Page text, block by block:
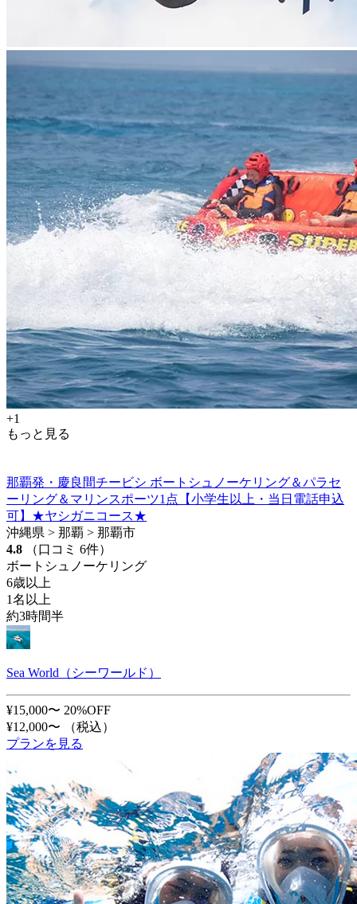
+1
もっと見る
那覇発・慶良間チービシ ボートシュノーケリング＆パラセ
ーリング＆マリンスポーツ1点【小学生以上・当日電話申込
可】★ヤシガニコース★
沖縄県 > 那覇 > 那覇市
4.8
（口コミ 6件）
ボートシュノーケリング
6歳以上
1名以上
約3時間半
Sea World（シーワールド）
¥15,000〜 20%OFF
¥12,000〜
（税込）
プランを見る